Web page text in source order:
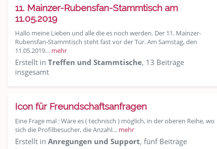
11. Mainzer-Rubensfan-Stammtisch am
11.05.2019
Hallo meine Lieben und alle die es noch werden. Der 11. Mainzer-
Rubensfan-Stammtisch steht fast vor der Tür. Am Samstag, den
11.05.2019… mehr
Erstellt in Treffen und Stammtische, 13 Beiträge
insgesamt
Icon für Freundschaftsanfragen
Eine Frage mal : Wäre es ( technisch ) möglich, in der oberen Reihe, wo
sich die Profilbesucher, die Anzahl… mehr
Erstellt in Anregungen und Support, fünf Beiträge